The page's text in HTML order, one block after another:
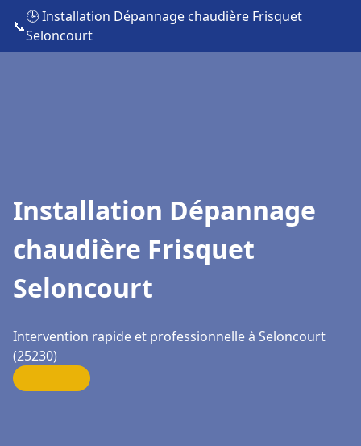
📞
🕒 Installation Dépannage chaudière Frisquet
Seloncourt
Installation Dépannage
chaudière Frisquet
Seloncourt
Intervention rapide et professionnelle à Seloncourt
(25230)